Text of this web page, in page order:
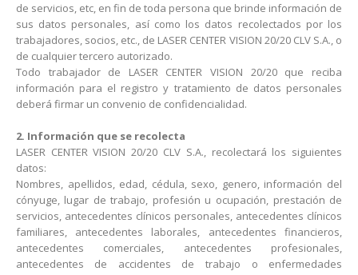
de servicios, etc, en fin de toda persona que brinde información de
sus datos personales, así como los datos recolectados por los
trabajadores, socios, etc., de LASER CENTER VISION 20/20 CLV S.A., o
de cualquier tercero autorizado.
Todo trabajador de LASER CENTER VISION 20/20 que reciba
información para el registro y tratamiento de datos personales
deberá firmar un convenio de confidencialidad.
2. Información que se recolecta
LASER CENTER VISION 20/20 CLV S.A., recolectará los siguientes
datos:
Nombres, apellidos, edad, cédula, sexo, genero, información del
cónyuge, lugar de trabajo, profesión u ocupación, prestación de
servicios, antecedentes clínicos personales, antecedentes clínicos
familiares, antecedentes laborales, antecedentes financieros,
antecedentes comerciales, antecedentes profesionales,
antecedentes de accidentes de trabajo o enfermedades